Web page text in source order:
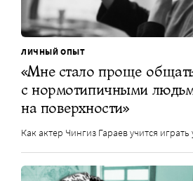
ЛИЧНЫЙ ОПЫТ
«Мне стало проще
с нормотипичными
на поверхности»
Как актер Чингиз Гараев учится